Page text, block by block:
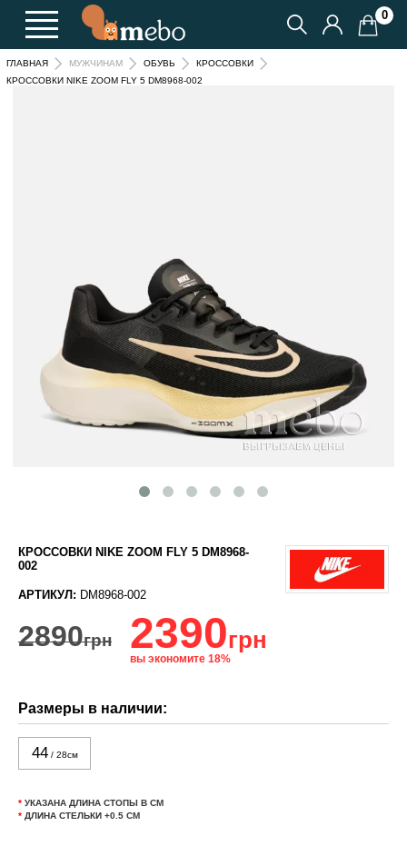
0
ГЛАВНАЯ МУЖЧИНАМ ОБУВЬ
КРОССОВКИ
КРОССОВКИ NIKE ZOOM FLY 5 DM8968-002
КРОССОВКИ NIKE ZOOM FLY 5 DM8968-
002
АРТИКУЛ: DM8968-002
2890грн 2390грн
вы экономите 18%
Размеры в наличии:
44/ 28см
* УКАЗАНА ДЛИНА СТОПЫ В СМ
* ДЛИНА СТЕЛЬКИ +0.5 СМ